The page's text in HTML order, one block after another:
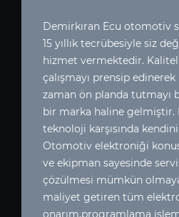
Demirkıran Ecu otomotiv
15 yıllık tecrübesiyle siz
hizmet vermektedir.
çalışmayı prensip
zaman ön planda tutmayı
bir marka haline gelmiştir.
teknoloji karşısında
Otomotiv elektroniği
ve ekipman sayesinde
çözülmesi mümkün
maliyet getiren tüm
onarım,programlama